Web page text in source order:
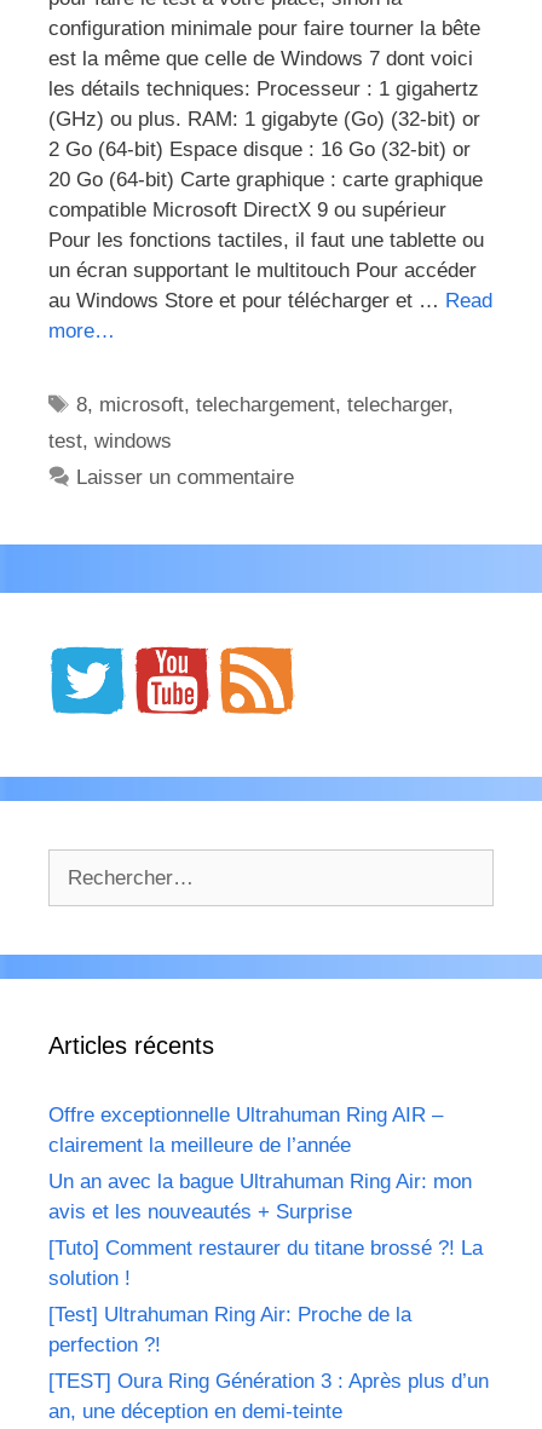
configuration minimale pour faire tourner la bête
est la même que celle de Windows 7 dont voici
les détails techniques: Processeur : 1 gigahertz
(GHz) ou plus. RAM: 1 gigabyte (Go) (32-bit) or
2 Go (64-bit) Espace disque : 16 Go (32-bit) or
20 Go (64-bit) Carte graphique : carte graphique
compatible Microsoft DirectX 9 ou supérieur
Pour les fonctions tactiles, il faut une tablette ou
un écran supportant le multitouch Pour accéder
au Windows Store et pour télécharger et … Read
more…
Étiquettes
8, microsoft,telechargement,telecharger,
test, windows
Laisser un commentaire
Articles récents
Offre exceptionnelle Ultrahuman Ring AIR –
clairement la meilleure de l’année
Un an avec la bague Ultrahuman Ring Air: mon
avis et les nouveautés + Surprise
[Tuto] Comment restaurer du titane brossé ?! La
solution !
[Test] Ultrahuman Ring Air: Proche de la
perfection ?!
[TEST] Oura Ring Génération 3 : Après plus d’un
an, une déception en demi-teinte